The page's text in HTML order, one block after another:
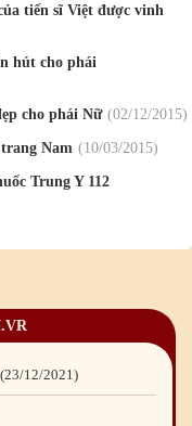
tiến sĩ Việt được vinh
hút cho phái
cho phái Nữ 02/12/2015
Nam 10/03/2015
Trung Y 112
24 /12/2024
23/12/2021